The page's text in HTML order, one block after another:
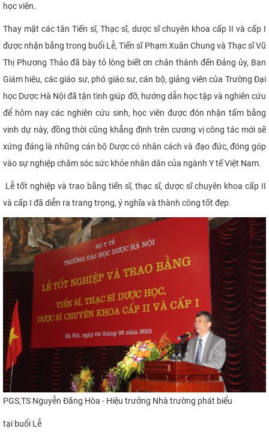
học viên.
Thay mặt các tân Tiến sĩ, Thạc sĩ, dược sĩ chuyên khoa cấp II và cấp I
được nhận bằng trong buổi Lễ, Tiến sĩ Phạm Xuân Chung và Thạc sĩ Vũ
Thị Phương Thảo đã bày tỏ lòng biết ơn chân thành đến Đảng ủy, Ban
Giám hiệu, các giáo sư, phó giáo sư, cán bộ, giảng viên của Trường Đại
học Dược Hà Nội đã tận tình giúp đỡ, hướng dẫn học tập và nghiên cứu
để hôm nay các nghiên cứu sinh, học viên được đón nhận tấm bằng
vinh dự này, đồng thời cũng khẳng định trên cương vị công tác mới sẽ
xứng đáng là những cán bộ Dược có nhân cách và đạo đức, đóng góp
vào sự nghiệp chăm sóc sức khỏe nhân dân của ngành Y tế Việt Nam.
Lễ tốt nghiệp và trao bằng tiến sĩ, thạc sĩ, dược sĩ chuyên khoa cấp II
và cấp I đã diễn ra trang trọng, ý nghĩa và thành công tốt đẹp.
PGS,TS Nguyễn Đăng Hòa - Hiệu trưởng Nhà trường phát biểu
tại buổi Lễ